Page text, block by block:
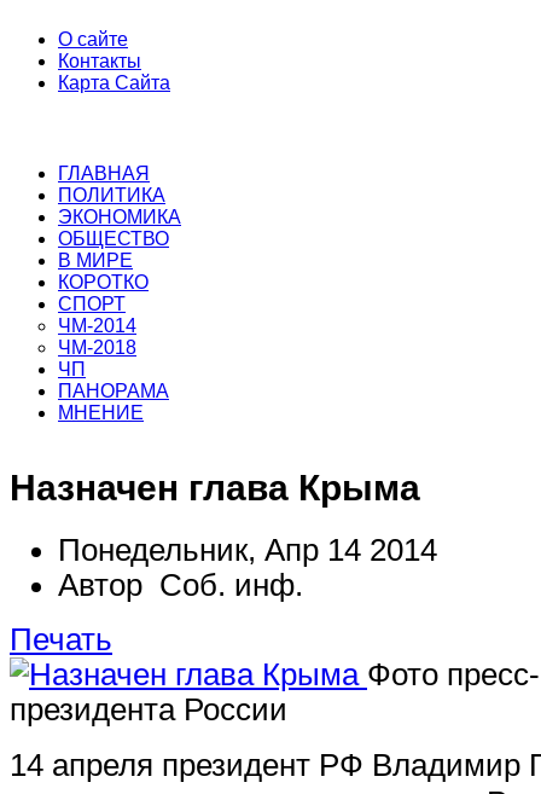
О сайте
Контакты
Карта Сайта
ГЛАВНАЯ
ПОЛИТИКА
ЭКОНОМИКА
ОБЩЕСТВО
В МИРЕ
КОРОТКО
СПОРТ
ЧМ-2014
ЧМ-2018
ЧП
ПАНОРАМА
МНЕНИЕ
Назначен глава Крыма
Понедельник, Апр 14 2014
Автор Соб. инф.
Печать
Фото
президента России
14 апреля президент РФ Владимир